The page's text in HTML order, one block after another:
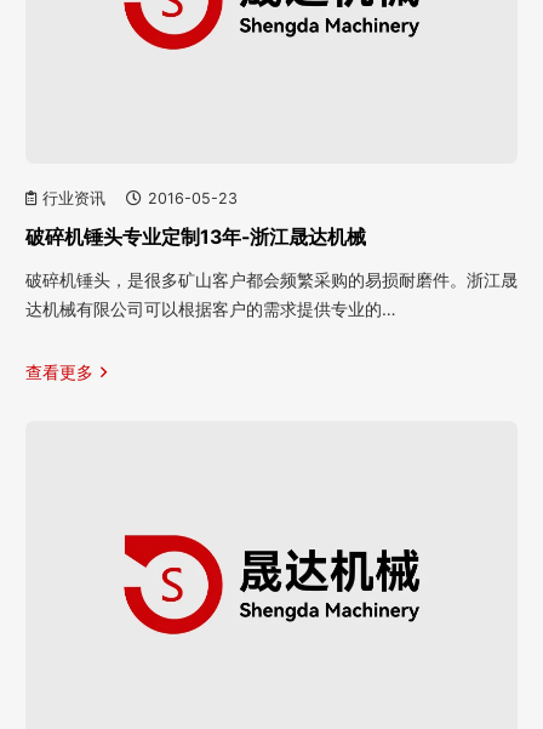
行业资讯 2016-05-23
破碎机锤头专业定制13年-浙江晟达机械
破碎机锤头，是很多矿山客户都会频繁采购的易损耐磨件。浙江晟
达机械有限公司可以根据客户的需求提供专业的…
查看更多